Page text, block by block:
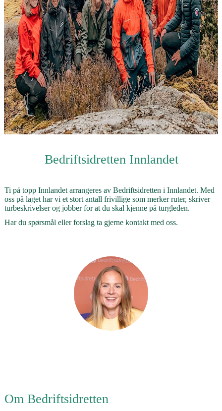
Bedriftsidretten Innlandet
Ti på topp Innlandet arrangeres av Bedriftsidretten i Innlandet. Med
oss på laget har vi et stort antall frivillige som merker ruter, skriver
turbeskrivelser og jobber for at du skal kjenne på turgleden.
Har du spørsmål eller forslag ta gjerne kontakt med oss.
Om Bedriftsidretten